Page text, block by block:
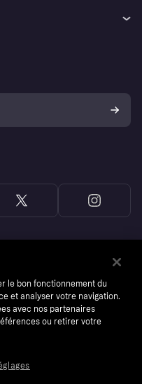
le bon fonctionnement du
et analyser votre navigation.
avec nos partenaires
ou retirer votre